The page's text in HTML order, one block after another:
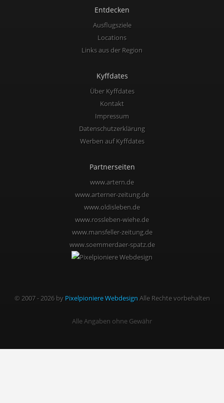
Entdecken
Ausflugsziele
Locations
Links aus der Region
Kyffdates
Über Kyffdates
Kontakt
Impressum
Datenschutzerklärung
Werben auf Kyffdates
Partnerseiten
www.artern.de
www.arterner-zeitung.de
www.oldisleben.de
www.rossleben-wiehe.de
www.mansfeller-zeitung.de
www.soemmerdaer-spatz.de
© 2007 - 2026 by Pixelpioniere Webdesign Alle Rechte vorbehalten
Alle Angaben ohne Gewähr